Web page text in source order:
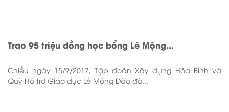
Trao 95 triệu đồng học bổng Lê Mộng...
Chiều ngày 15/9/2017, Tập đoàn Xây dựng Hòa Bình và
Quỹ Hỗ trợ Giáo dục Lê Mộng Đào đã...